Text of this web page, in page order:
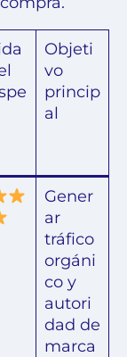
Objeti
vo
princip
al
Gener
ar
tráfico
orgáni
co y
autori
dad de
marca